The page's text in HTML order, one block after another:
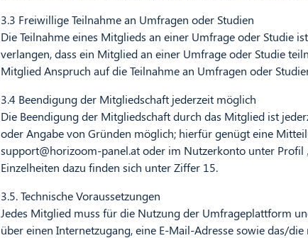
3.3 Freiwillige Teilnahme an Umfragen oder Studien
Die Teilnahme eines Mitglieds an einer Umfrage oder Studie
verlangen, dass ein Mitglied an einer Umfrage oder Studie
Mitglied Anspruch auf die Teilnahme an Umfragen oder
3.4 Beendigung der Mitgliedschaft jederzeit möglich
Die Beendigung der Mitgliedschaft durch das Mitglied ist
oder Angabe von Gründen möglich; hierfür genügt eine
support@horizoom-panel.atoder im Nutzerkonto unter Profil
Einzelheiten dazu finden sich unter Ziffer 15.
3.5. Technische Voraussetzungen
Jedes Mitglied muss für die Nutzung der Umfrageplattform
über einen Internetzugang, eine E-Mail-Adresse sowie das/